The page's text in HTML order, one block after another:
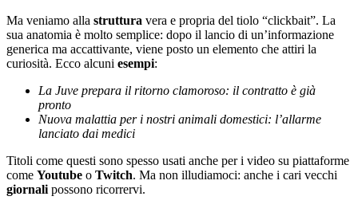
Ma veniamo alla struttura vera e propria del tiolo “clickbait”. La
sua anatomia è molto semplice: dopo il lancio di un’informazione
generica ma accattivante, viene posto un elemento che attiri la
curiosità. Ecco alcuni esempi:
La Juve prepara il ritorno clamoroso: il contratto è già
pronto
Nuova malattia per i nostri animali domestici: l’allarme
lanciato dai medici
Titoli come questi sono spesso usati anche per i video su piattaforme
come Youtube o Twitch. Ma non illudiamoci: anche i cari vecchi
giornali possono ricorrervi.